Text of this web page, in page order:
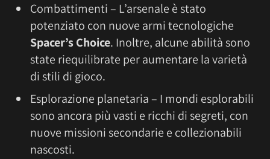
Combattimenti – L’arsenale è stato
potenziato con nuove armi tecnologiche
Spacer’s Choice. Inoltre, alcune abilità sono
state riequilibrate per aumentare la varietà
di stili di gioco.
Esplorazione planetaria – I mondi esplorabili
sono ancora più vasti e ricchi di segreti, con
nuove missioni secondarie e collezionabili
nascosti.